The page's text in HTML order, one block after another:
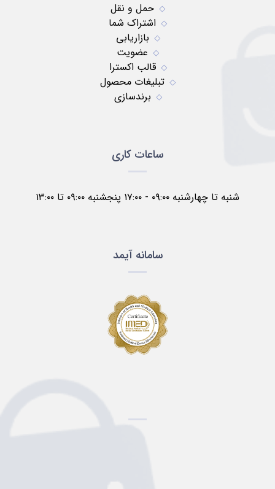
حمل و نقل
اشتراک شما
بازاریابی
عضویت
قالب اکسترا
تبلیغات محصول
برندسازی
ساعات کاری
شنبه تا چهارشنبه ۰۹:۰۰ - ۱۷:۰۰ پنجشنبه ۰۹:۰۰ تا ۱۳:۰۰
سامانه آیمد